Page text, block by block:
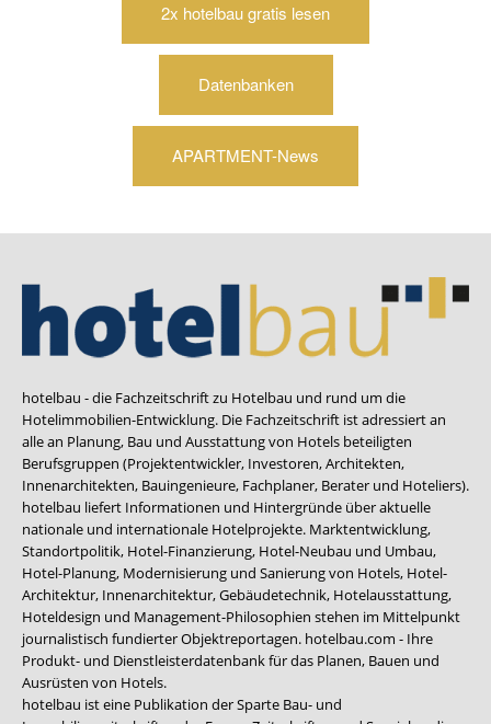
2x hotelbau gratis lesen
Datenbanken
APARTMENT-News
hotelbau - die Fachzeitschrift zu Hotelbau und rund um die
Hotelimmobilien-Entwicklung. Die Fachzeitschrift ist adressiert an
alle an Planung, Bau und Ausstattung von Hotels beteiligten
Berufsgruppen (Projektentwickler, Investoren, Architekten,
Innenarchitekten, Bauingenieure, Fachplaner, Berater und Hoteliers).
hotelbau liefert Informationen und Hintergründe über aktuelle
nationale und internationale Hotelprojekte. Marktentwicklung,
Standortpolitik, Hotel-Finanzierung, Hotel-Neubau und Umbau,
Hotel-Planung, Modernisierung und Sanierung von Hotels, Hotel-
Architektur, Innenarchitektur, Gebäudetechnik, Hotelausstattung,
Hoteldesign und Management-Philosophien stehen im Mittelpunkt
journalistisch fundierter Objektreportagen. hotelbau.com - Ihre
Produkt- und Dienstleisterdatenbank für das Planen, Bauen und
Ausrüsten von Hotels.
hotelbau ist eine Publikation der Sparte Bau- und